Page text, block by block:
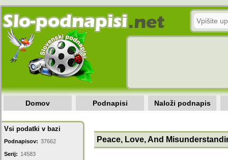
Domov Podnapisi Naloži podnapis
Vsi podatki v bazi
Podnapisov: 37662
Serij: 14583
Peace, Love, And